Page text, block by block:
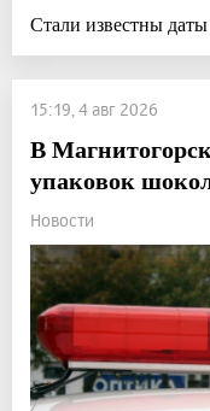
Стали известны
15:19, 4 авг 2026
В
упаковок
Новости